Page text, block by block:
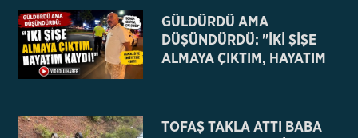
GÜLDÜRDÜ AMA
DÜŞÜNDÜRDÜ: "İKİ ŞİŞE
ALMAYA ÇIKTIM, HAYATIM
TOFAŞ TAKLA ATTI BABA